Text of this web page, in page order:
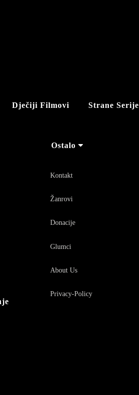
Dječiji Filmovi Strane Serije
Ostalo
Kontakt
Žanrovi
Donacije
Glumci
About Us
Privacy-Policy